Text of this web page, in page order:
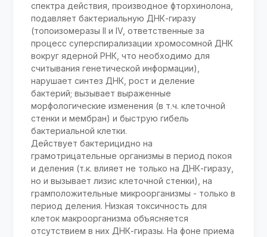
спектра действия, производное фторхинолона,
подавляет бактериальную ДНК-гиразу
(топоизомеразы II и IV, ответственные за
процесс суперспирализации хромосомной ДНК
вокруг ядерной РНК, что необходимо для
считывания генетической информации),
нарушает синтез ДНК, рост и деление
бактерий; вызывает выраженные
морфологические изменения (в т.ч. клеточной
стенки и мембран) и быструю гибель
бактериальной клетки.
Действует бактерицидно на
грамотрицательные организмы в период покоя
и деления (т.к. влияет не только на ДНК-гиразу,
но и вызывает лизис клеточной стенки), на
грамположительные микроорганизмы - только в
период деления. Низкая токсичность для
клеток макроорганизма объясняется
отсутствием в них ДНК-гиразы. На фоне приема